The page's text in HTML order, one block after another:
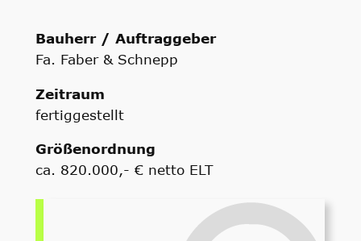
Bauherr / Auftraggeber
Fa. Faber & Schnepp
Zeitraum
fertiggestellt
Größenordnung
ca. 820.000,- € netto ELT